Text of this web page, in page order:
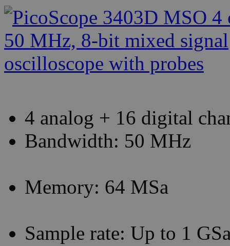
4 analog + 16 digital
Bandwidth: 50 MHz
Memory: 64 MSa
Sample rate: Up to 1